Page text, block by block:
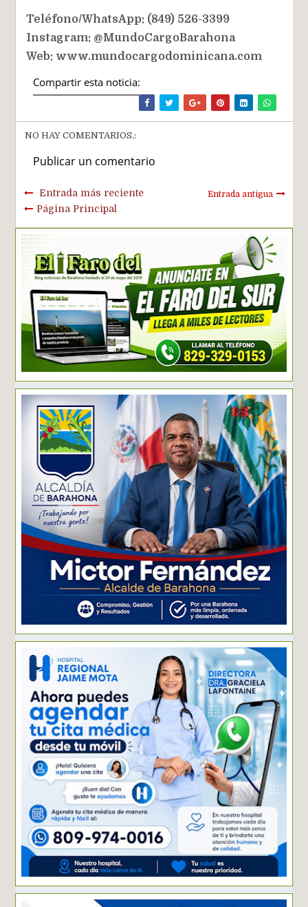
Teléfono/WhatsApp: (849) 526-3399
Instagram: @MundoCargoBarahona
Web: www.mundocargodominicana.com
Compartir esta noticia:
NO HAY COMENTARIOS.:
Publicar un comentario
Entrada más reciente Entrada antigua
Página Principal